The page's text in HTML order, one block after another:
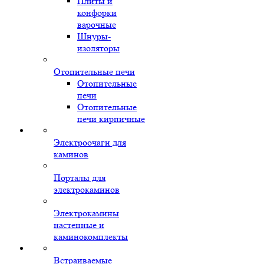
конфорки
варочные
Шнуры-
изоляторы
Отопительные печи
Отопительные
печи
Отопительные
печи кирпичные
Электроочаги для
каминов
Порталы для
электрокаминов
Электрокамины
настенные и
каминокомплекты
Встраиваемые